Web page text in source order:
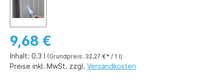
9,68 €
Inhalt: 0.3 l (Grundpreis: 32,27 €* / 1 l)
Preise inkl. MwSt. zzgl. Versandkosten